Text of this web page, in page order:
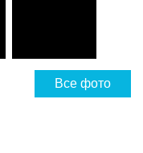
Все фото